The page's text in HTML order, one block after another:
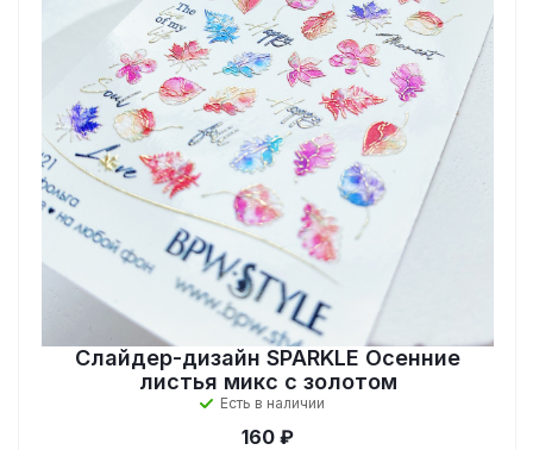
Слайдер-дизайн SPARKLE Осенние
листья микс с золотом
Есть в наличии
160 ₽